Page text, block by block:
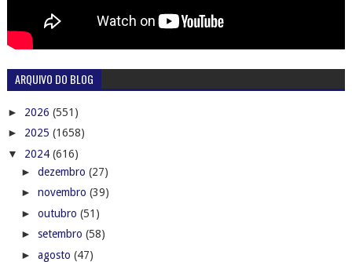
ARQUIVO DO BLOG
► 2026 (551)
► 2025 (1658)
▼ 2024 (616)
► dezembro (27)
► novembro (39)
► outubro (51)
► setembro (58)
► agosto (47)